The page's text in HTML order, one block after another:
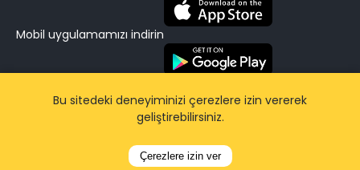
Mobil uygulamamızı indirin
©2015-2026 Airporttaxis.com.Tüm hakları saklıdır |
tarafından desteklenmektedir.
Bu sitedeki deneyiminizi çerezlere izin vererek
geliştirebilirsiniz.
Çerezlere izin ver